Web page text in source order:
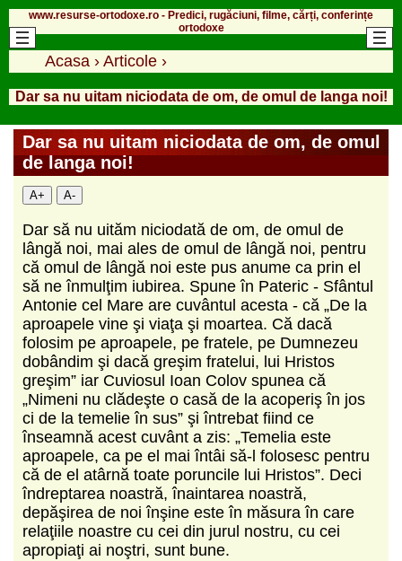
www.resurse-ortodoxe.ro - Predici, rugăciuni, filme, cărți, conferințe
ortodoxe
Acasa › Articole ›
Dar sa nu uitam niciodata de om, de omul de langa noi!
Dar sa nu uitam niciodata de om, de omul
de langa noi!
A+ A-
Dar să nu uităm niciodată de om, de omul de
lângă noi, mai ales de omul de lângă noi, pentru
că omul de lângă noi este pus anume ca prin el
să ne înmulţim iubirea. Spune în Pateric - Sfântul
Antonie cel Mare are cuvântul acesta - că „De la
aproapele vine şi viaţa şi moartea. Că dacă
folosim pe aproapele, pe fratele, pe Dumnezeu
dobândim şi dacă greşim fratelui, lui Hristos
greşim” iar Cuviosul Ioan Colov spunea că
„Nimeni nu clădeşte o casă de la acoperiş în jos
ci de la temelie în sus” şi întrebat fiind ce
înseamnă acest cuvânt a zis: „Temelia este
aproapele, ca pe el mai întâi să-l folosesc pentru
că de el atârnă toate poruncile lui Hristos”. Deci
îndreptarea noastră, înaintarea noastră,
depăşirea de noi înşine este în măsura în care
relaţiile noastre cu cei din jurul nostru, cu cei
apropiaţi ai noştri, sunt bune.